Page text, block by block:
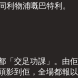
利物浦嘅巴特利。
「交足功課」。由佢
影到佢，全場都報以